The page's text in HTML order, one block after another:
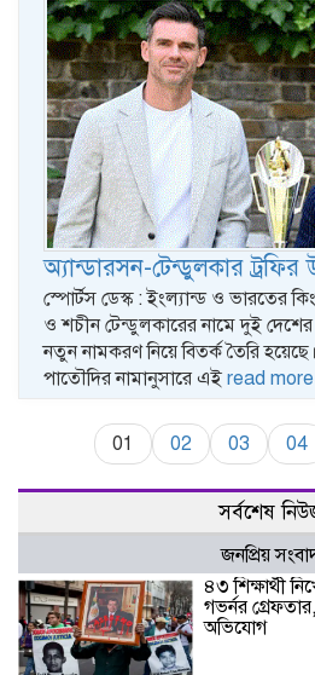
অ্যান্ডারসন-টেন্ডুলকার ট্রফির
স্পোর্টস ডেস্ক : ইংল্যান্ড ও ভারতের
ও শচীন টেন্ডুলকারের নামে দুই দেশের
নতুন নামকরণ নিয়ে বিতর্ক তৈরি
পাতৌদির নামানুসারে এই read more
01 02 03 04
সর্বশেষ
জনপ্রিয়
৪৩ শিক্ষার্থী
গভর্নর
অভিযোগ